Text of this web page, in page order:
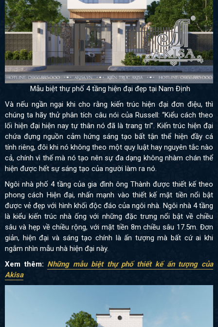
Mẫu biệt thự phố 4 tầng hiện đại đẹp tại Nam Định
Và nếu ngần ngại khi cho rằng kiến trúc hiện đại đơn điệu, thì
chúng ta hãy thử phân tích câu nói của Russell: “Kiểu cách theo
lối hiện đại hiện nay tự thân nó đã là trang trí”. Kiến trúc hiện đại
chứa đựng nguồn cảm hứng sáng tạo bất tận thể hiện đầy cá
tính riêng, đôi khi nó không theo một quy luật hay nguyên tắc nào
cả, chính vì thế mà nó tạo nên sự đa dạng không nhàm chán thể
hiện được hết sự sáng tạo của người làm ra nó.
Ngôi nhà phố 4 tầng của gia đình ông Thành được thiết kế theo
phong cách Hiện đại, nhấn mạnh vào thiết kế mặt tiền nổi bật
được vẻ đẹp với hình khối độc đáo của ngôi nhà. Ngôi nhà 4 tầng
là kiểu kiến trúc nhà ống với những đặc trưng nổi bật về chiều
sâu và hẹp về chiều rộng, với mặt tiền 8m chiều sâu 17.5m. Đơn
giản, hiện đại và sáng tạo chính là ấn tượng mà bất cứ ai khi
ngắm nhìn mẫu nhà hiện đại này.
Xem thêm: Những mẫu biệt thự phố thiết kế ấn tượng của
Akisa